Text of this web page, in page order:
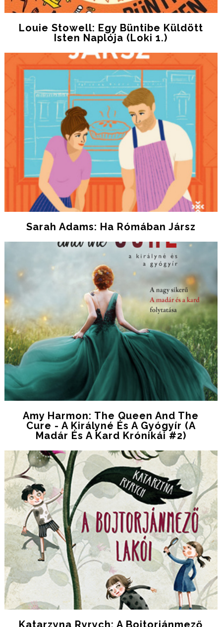
Louie Stowell: Egy ​büntibe Küldött
Isten Naplója (Loki 1.)
Sarah Adams: Ha Rómában Jársz
Amy Harmon: The Queen And The
Cure - A Királyné És A Gyógyír (A
Madár És A Kard Krónikái #2)